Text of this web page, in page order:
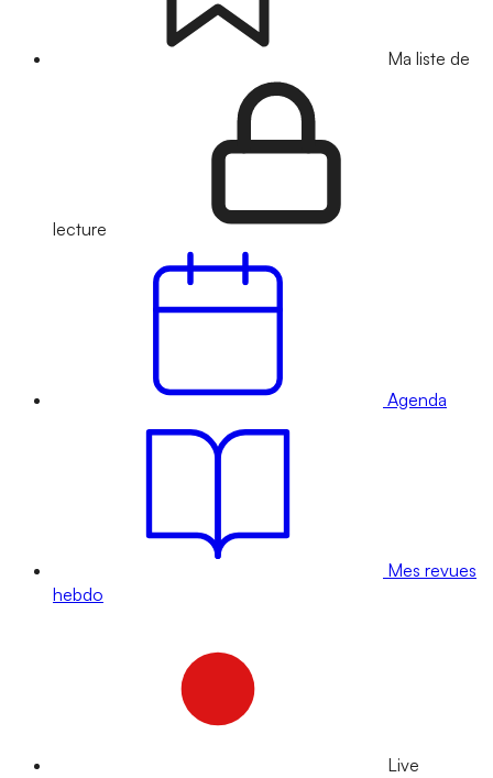
Ma liste de
lecture
Agenda
Mes revues
hebdo
Live